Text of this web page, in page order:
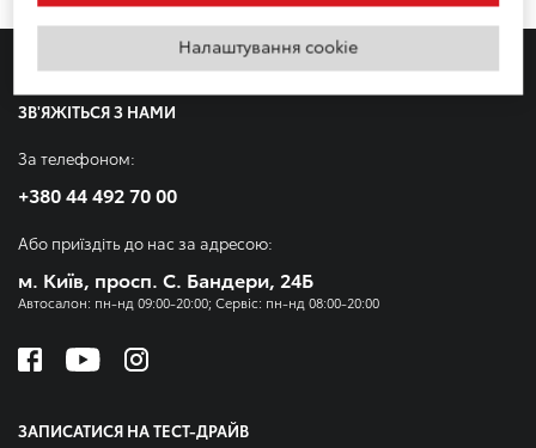
ЗВ'ЯЖІТЬСЯ З НАМИ
За телефоном:
+380 44 492 70 00
Або приїздіть до нас за адресою:
м. Київ, просп. С. Бандери, 24Б
Автосалон: пн-нд 09:00-20:00; Сервіс: пн-нд 08:00-20:00
ЗАПИСАТИСЯ НА ТЕСТ-ДРАЙВ
Налаштування cookie